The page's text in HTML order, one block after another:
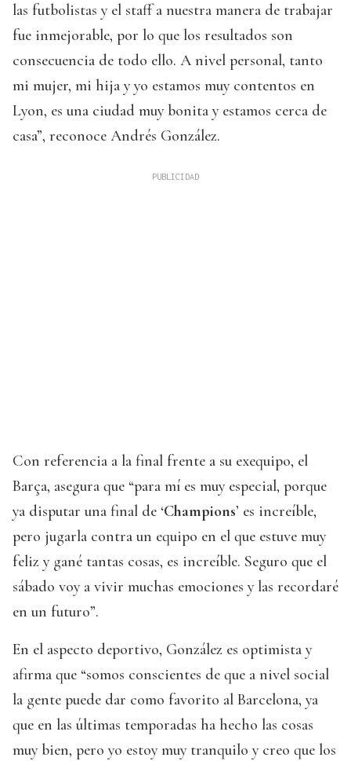
las futbolistas y el staff a nuestra manera de trabajar
fue inmejorable, por lo que los resultados son
consecuencia de todo ello. A nivel personal, tanto
mi mujer, mi hija y yo estamos muy contentos en
Lyon, es una ciudad muy bonita y estamos cerca de
casa”, reconoce Andrés González.
Con referencia a la final frente a su exequipo, el
Barça, asegura que “para mí es muy especial, porque
ya disputar una final de ‘Champions’ es increíble,
pero jugarla contra un equipo en el que estuve muy
feliz y gané tantas cosas, es increíble. Seguro que el
sábado voy a vivir muchas emociones y las recordaré
en un futuro”.
En el aspecto deportivo, González es optimista y
afirma que “somos conscientes de que a nivel social
la gente puede dar como favorito al Barcelona, ya
que en las últimas temporadas ha hecho las cosas
muy bien, pero yo estoy muy tranquilo y creo que los